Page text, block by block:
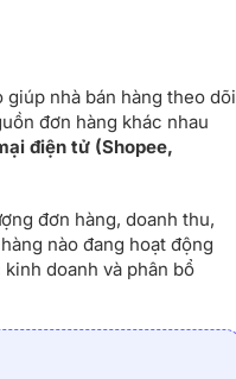
giúp nhà bán hàng theo dõi
đơn hàng khác nhau
điện tử (Shopee,
đơn hàng, doanh thu,
nào đang hoạt động
doanh và phân bổ